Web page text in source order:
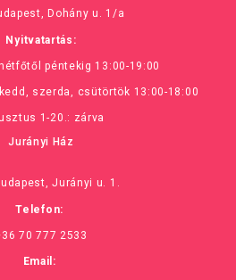
Dohány u. 1/a
Nyitvatartás:
péntekig 13:00-19:00
szerda, csütörtök 13:00-18:00
1-20.: zárva
Jurányi Ház
Jurányi u. 1.
Telefon:
70 777 2533
Email: